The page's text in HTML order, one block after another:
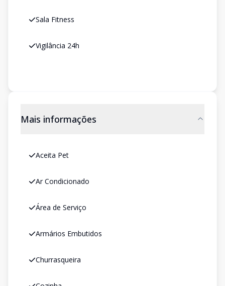
Sala Fitness
Vigilância 24h
Mais informações
Aceita Pet
Ar Condicionado
Área de Serviço
Armários Embutidos
Churrasqueira